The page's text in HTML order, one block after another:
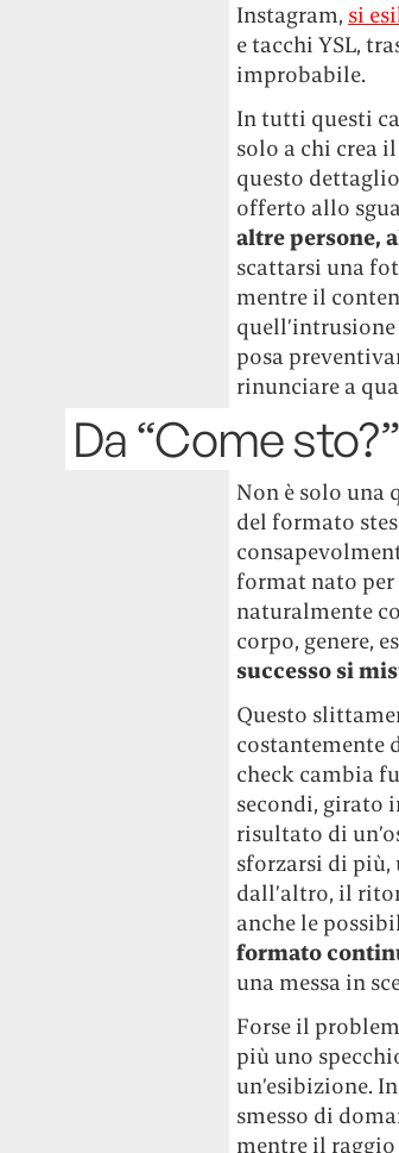
Instagram, si
e tacchi YSL,
improbabile.
In tutti questi
solo a chi crea
questo
offerto allo
altre persone,
scattarsi una
mentre il
posa
rinunciare a
Da “Come
Non è solo
del formato
format nato per
naturalmente
corpo, genere,
successo si
Questo
check cambia
secondi, girato
risultato di
sforzarsi di
dall’altro, il
anche le
formato
una messa in
Forse il
più uno
un’esibizione.
smesso di
mentre il raggio